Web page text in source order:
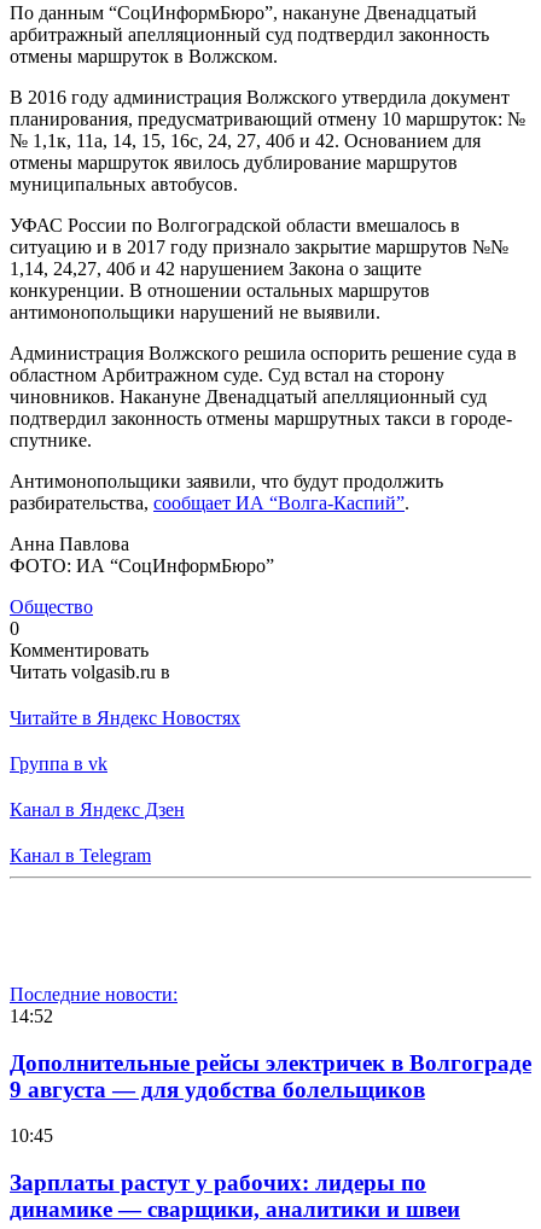
По данным “СоцИнформБюро”, накануне Двенадцатый
арбитражный апелляционный суд подтвердил законность
отмены маршруток в Волжском.
В 2016 году администрация Волжского утвердила документ
планирования, предусматривающий отмену 10 маршруток: №
№ 1,1к, 11а, 14, 15, 16с, 24, 27, 40б и 42. Основанием для
отмены маршруток явилось дублирование маршрутов
муниципальных автобусов.
УФАС России по Волгоградской области вмешалось в
ситуацию и в 2017 году признало закрытие маршрутов №№
1,14, 24,27, 40б и 42 нарушением Закона о защите
конкуренции. В отношении остальных маршрутов
антимонопольщики нарушений не выявили.
Администрация Волжского решила оспорить решение суда в
областном Арбитражном суде. Суд встал на сторону
чиновников. Накануне Двенадцатый апелляционный суд
подтвердил законность отмены маршрутных такси в городе-
спутнике.
Антимонопольщики заявили, что будут продолжить
разбирательства, сообщает ИА “Волга-Каспий”.
Анна Павлова
ФОТО: ИА “СоцИнформБюро”
Общество
0
Комментировать
Читать volgasib.ru в
Читайте в Яндекс Новостях
Группа в vk
Канал в Яндекс Дзен
Канал в Telegram
Последние новости:
14:52
Дополнительные рейсы электричек в Волгограде
9 августа — для удобства болельщиков
10:45
Зарплаты растут у рабочих: лидеры по
динамике — сварщики, аналитики и швеи